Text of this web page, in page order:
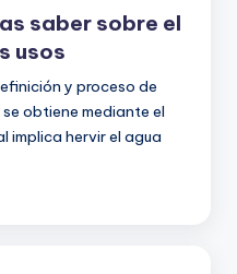
saber sobre el
usos
y proceso de
obtiene mediante el
implica hervir el agua